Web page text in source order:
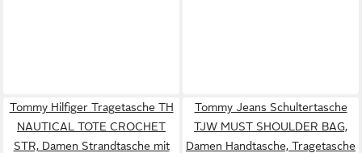
Tommy Hilfiger Tragetasche TH
NAUTICAL TOTE CROCHET
STR, Damen Strandtasche mit
Tommy Jeans Schultertasche
TJW MUST SHOULDER BAG,
Damen Handtasche, Tragetasche